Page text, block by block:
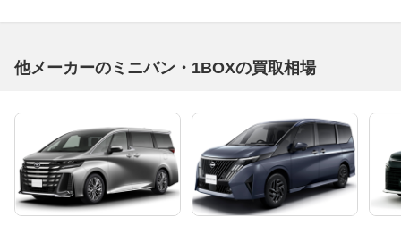
他メーカーのミニバン・1BOXの買取相場